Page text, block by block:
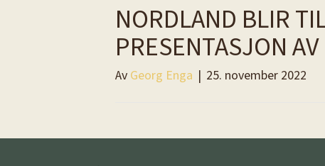
NORDLAND BLIR
PRESENTASJON
Av Georg Enga | 25. november 2022